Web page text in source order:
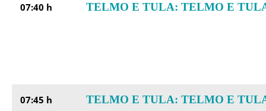
07:40 h TELMO E TULA: TELMO E
07:45 h TELMO E TULA: TELMO E